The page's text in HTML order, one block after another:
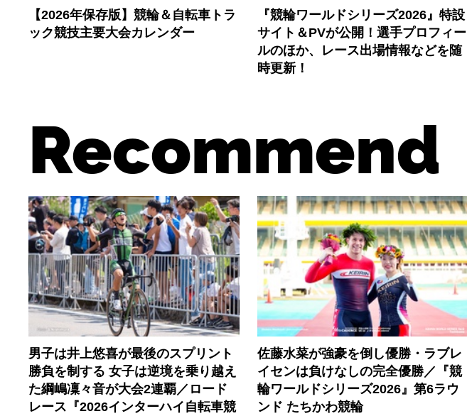
【2026年保存版】競輪＆自転車トラ
ック競技主要大会カレンダー
『競輪ワールドシリーズ2026』特設
サイト＆PVが公開！選手プロフィー
ルのほか、レース出場情報などを随
時更新！
Recommend
男子は井上悠喜が最後のスプリント
勝負を制する 女子は逆境を乗り越え
た綱嶋凜々音が大会2連覇／ロード
レース『2026インターハイ自転車競
佐藤水菜が強豪を倒し優勝・ラブレ
イセンは負けなしの完全優勝／『競
輪ワールドシリーズ2026』第6ラウ
ンド たちかわ競輪